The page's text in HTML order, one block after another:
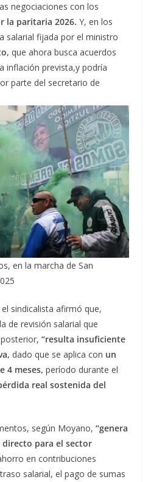
negociaciones con los
la paritaria 2026. Y, en los
salarial fijada por el ministro
que ahora busca acuerdos
inflación prevista,y podría
parte del secretario de
en la marcha de San
sindicalista afirmó que,
de revisión salarial que
“resulta insuficiente
dado que se aplica con un
4 meses, período durante el
real sostenida del
según Moyano, “genera
para el sector
en contribuciones
salarial, el pago de sumas